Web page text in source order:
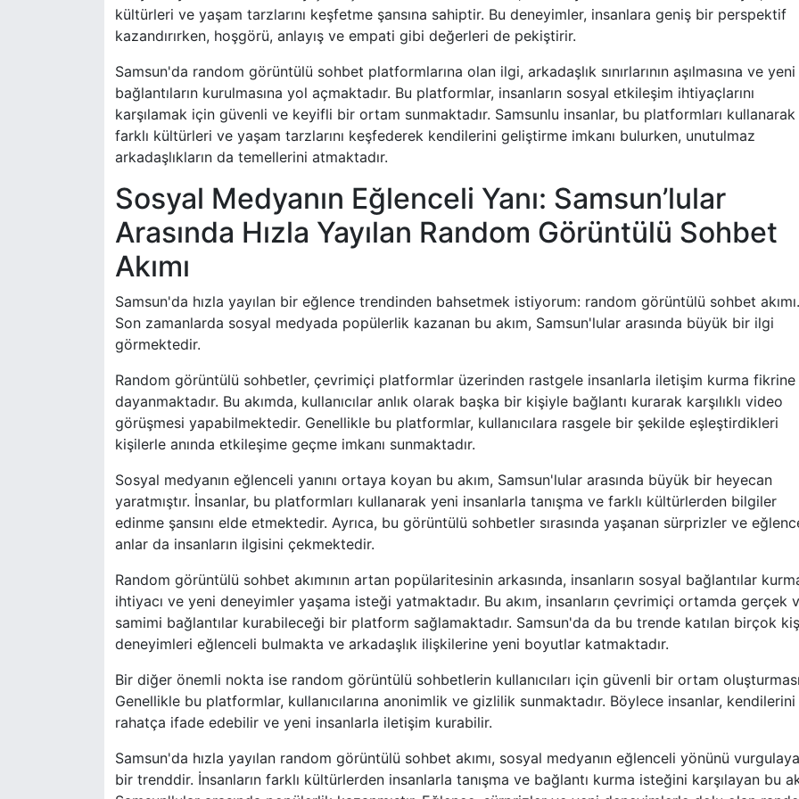
kültürleri ve yaşam tarzlarını keşfetme şansına sahiptir. Bu deneyimler, insanlara geniş bir perspektif
kazandırırken, hoşgörü, anlayış ve empati gibi değerleri de pekiştirir.
Samsun'da random görüntülü sohbet platformlarına olan ilgi, arkadaşlık sınırlarının aşılmasına ve yeni
bağlantıların kurulmasına yol açmaktadır. Bu platformlar, insanların sosyal etkileşim ihtiyaçlarını
karşılamak için güvenli ve keyifli bir ortam sunmaktadır. Samsunlu insanlar, bu platformları kullanarak
farklı kültürleri ve yaşam tarzlarını keşfederek kendilerini geliştirme imkanı bulurken, unutulmaz
arkadaşlıkların da temellerini atmaktadır.
Sosyal Medyanın Eğlenceli Yanı: Samsun’lular
Arasında Hızla Yayılan Random Görüntülü Sohbet
Akımı
Samsun'da hızla yayılan bir eğlence trendinden bahsetmek istiyorum: random görüntülü sohbet akımı.
Son zamanlarda sosyal medyada popülerlik kazanan bu akım, Samsun'lular arasında büyük bir ilgi
görmektedir.
Random görüntülü sohbetler, çevrimiçi platformlar üzerinden rastgele insanlarla iletişim kurma fikrine
dayanmaktadır. Bu akımda, kullanıcılar anlık olarak başka bir kişiyle bağlantı kurarak karşılıklı video
görüşmesi yapabilmektedir. Genellikle bu platformlar, kullanıcılara rasgele bir şekilde eşleştirdikleri
kişilerle anında etkileşime geçme imkanı sunmaktadır.
Sosyal medyanın eğlenceli yanını ortaya koyan bu akım, Samsun'lular arasında büyük bir heyecan
yaratmıştır. İnsanlar, bu platformları kullanarak yeni insanlarla tanışma ve farklı kültürlerden bilgiler
edinme şansını elde etmektedir. Ayrıca, bu görüntülü sohbetler sırasında yaşanan sürprizler ve
anlar da insanların ilgisini çekmektedir.
Random görüntülü sohbet akımının artan popülaritesinin arkasında, insanların sosyal bağlantılar
ihtiyacı ve yeni deneyimler yaşama isteği yatmaktadır. Bu akım, insanların çevrimiçi ortamda gerçek
samimi bağlantılar kurabileceği bir platform sağlamaktadır. Samsun'da da bu trende katılan birçok
deneyimleri eğlenceli bulmakta ve arkadaşlık ilişkilerine yeni boyutlar katmaktadır.
Bir diğer önemli nokta ise random görüntülü sohbetlerin kullanıcıları için güvenli bir ortam
Genellikle bu platformlar, kullanıcılarına anonimlik ve gizlilik sunmaktadır. Böylece insanlar, kendilerini
rahatça ifade edebilir ve yeni insanlarla iletişim kurabilir.
Samsun'da hızla yayılan random görüntülü sohbet akımı, sosyal medyanın eğlenceli yönünü
bir trenddir. İnsanların farklı kültürlerden insanlarla tanışma ve bağlantı kurma isteğini karşılayan bu